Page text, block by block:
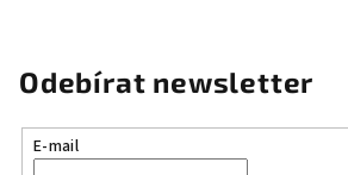
Odebírat newsletter
E-mail